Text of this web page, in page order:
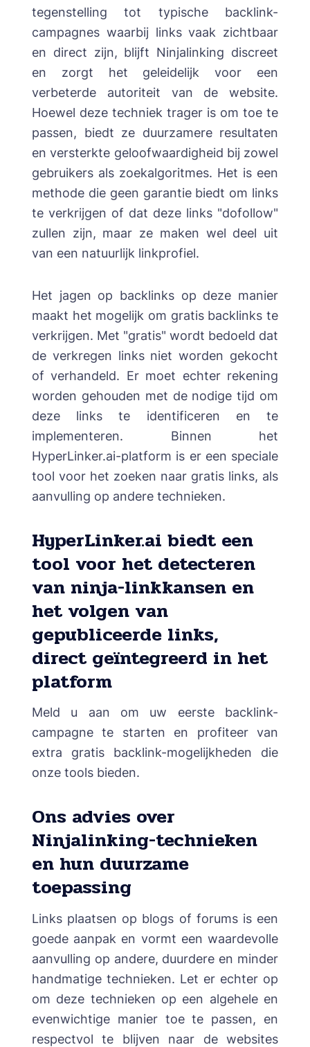
tegenstelling tot typische backlink-
campagnes waarbij links vaak zichtbaar
en direct zijn, blijft Ninjalinking discreet
en zorgt het geleidelijk voor een
verbeterde autoriteit van de website.
Hoewel deze techniek trager is om toe te
passen, biedt ze duurzamere resultaten
en versterkte geloofwaardigheid bij zowel
gebruikers als zoekalgoritmes. Het is een
methode die geen garantie biedt om links
te verkrijgen of dat deze links "dofollow"
zullen zijn, maar ze maken wel deel uit
van een natuurlijk linkprofiel.
Het jagen op backlinks op deze manier
maakt het mogelijk om gratis backlinks te
verkrijgen. Met "gratis" wordt bedoeld dat
de verkregen links niet worden gekocht
of verhandeld. Er moet echter rekening
worden gehouden met de nodige tijd om
deze links te identificeren en te
implementeren. Binnen het
HyperLinker.ai-platform is er een speciale
tool voor het zoeken naar gratis links, als
aanvulling op andere technieken.
HyperLinker.ai biedt een
tool voor het detecteren
van ninja-linkkansen en
het volgen van
gepubliceerde links,
direct geïntegreerd in het
platform
Meld u aan om uw eerste backlink-
campagne te starten en profiteer van
extra gratis backlink-mogelijkheden die
onze tools bieden.
Ons advies over
Ninjalinking-technieken
en hun duurzame
toepassing
Links plaatsen op blogs of forums is een
goede aanpak en vormt een waardevolle
aanvulling op andere, duurdere en minder
handmatige technieken. Let er echter op
om deze technieken op een algehele en
evenwichtige manier toe te passen, en
respectvol te blijven naar de websites